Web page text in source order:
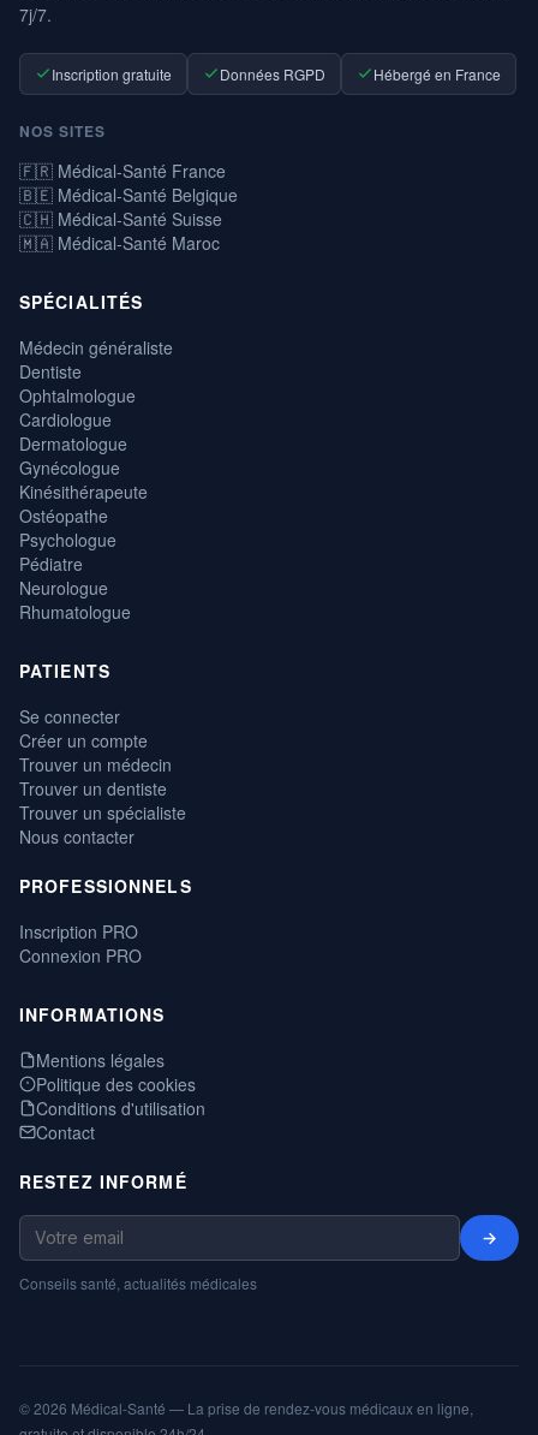
7j/7.
Inscription gratuite Données RGPD Hébergé en France
NOS SITES
🇫🇷 Médical-Santé France
🇧🇪 Médical-Santé Belgique
🇨🇭 Médical-Santé Suisse
🇲🇦 Médical-Santé Maroc
SPÉCIALITÉS
Médecin généraliste
Dentiste
Ophtalmologue
Cardiologue
Dermatologue
Gynécologue
Kinésithérapeute
Ostéopathe
Psychologue
Pédiatre
Neurologue
Rhumatologue
PATIENTS
Se connecter
Créer un compte
Trouver un médecin
Trouver un dentiste
Trouver un spécialiste
Nous contacter
PROFESSIONNELS
Inscription PRO
Connexion PRO
INFORMATIONS
Mentions légales
Politique des cookies
Conditions d'utilisation
Contact
RESTEZ INFORMÉ
→
Conseils santé, actualités médicales
© 2026 Médical-Santé — La prise de rendez-vous médicaux en ligne,